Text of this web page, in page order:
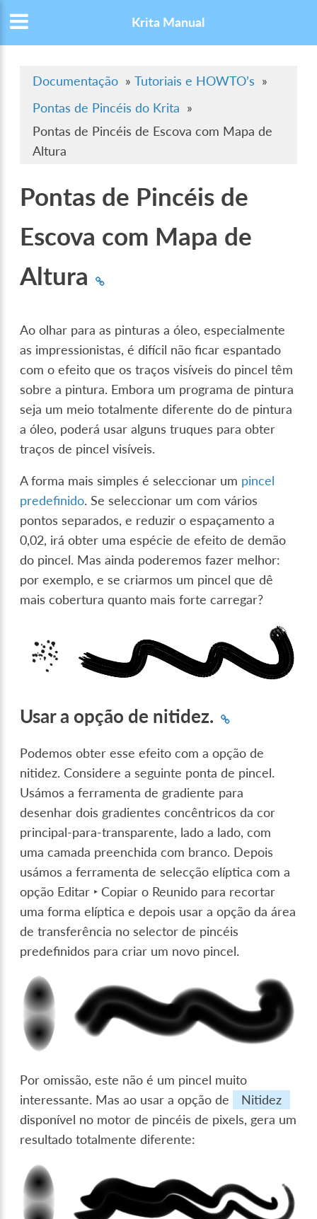
Krita Manual
Documentação » Tutoriais e HOWTO’s »
Pontas de Pincéis do Krita »
Pontas de Pincéis de Escova com Mapa de
Altura
Pontas de Pincéis de
Escova com Mapa de
Altura
Ao olhar para as pinturas a óleo, especialmente
as impressionistas, é difícil não ficar espantado
com o efeito que os traços visíveis do pincel têm
sobre a pintura. Embora um programa de pintura
seja um meio totalmente diferente do de pintura
a óleo, poderá usar alguns truques para obter
traços de pincel visíveis.
A forma mais simples é seleccionar um pincel
predefinido. Se seleccionar um com vários
pontos separados, e reduzir o espaçamento a
0,02, irá obter uma espécie de efeito de demão
do pincel. Mas ainda poderemos fazer melhor:
por exemplo, e se criarmos um pincel que dê
mais cobertura quanto mais forte carregar?
Usar a opção de nitidez.
Podemos obter esse efeito com a opção de
nitidez. Considere a seguinte ponta de pincel.
Usámos a ferramenta de gradiente para
desenhar dois gradientes concêntricos da cor
principal-para-transparente, lado a lado, com
uma camada preenchida com branco. Depois
usámos a ferramenta de selecção elíptica com a
opção Editar ‣ Copiar o Reunido para recortar
uma forma elíptica e depois usar a opção da área
de transferência no selector de pincéis
predefinidos para criar um novo pincel.
Por omissão, este não é um pincel muito
interessante. Mas ao usar a opção de
Nitidez
disponível no motor de pincéis de pixels, gera um
resultado totalmente diferente: